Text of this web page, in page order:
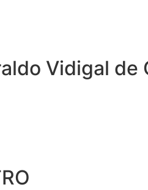
Vidigal de